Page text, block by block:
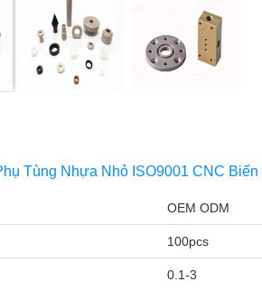
Tùng Nhựa Nhỏ ISO9001 CNC
OEM ODM
100pcs
0.1-3